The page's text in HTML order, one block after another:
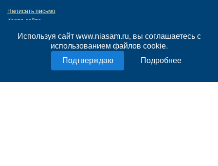
Используя сайт www.niasam.ru, вы соглашаетесь с
использованием файлов cookie.
Подробнее
Написать письмо
Карта сайта
Политика конфиденциальности
Согласие на обработку персональных данных